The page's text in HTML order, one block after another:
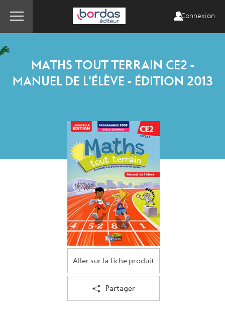
Connexion
MATHS TOUT TERRAIN CE2 -
MANUEL DE L'ÉLÈVE - ÉDITION 2013
Aller sur la fiche produit
Partager